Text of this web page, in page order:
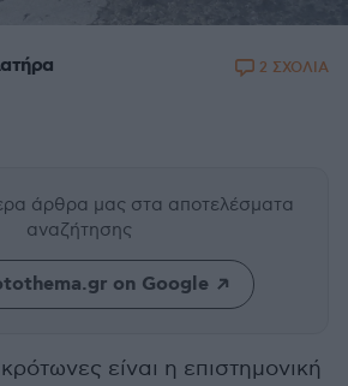
2 ΣΧΟΛΙΑ
άρθρα μας στα αποτελέσματα
αναζήτησης
on Google
είναι η επιστημονική